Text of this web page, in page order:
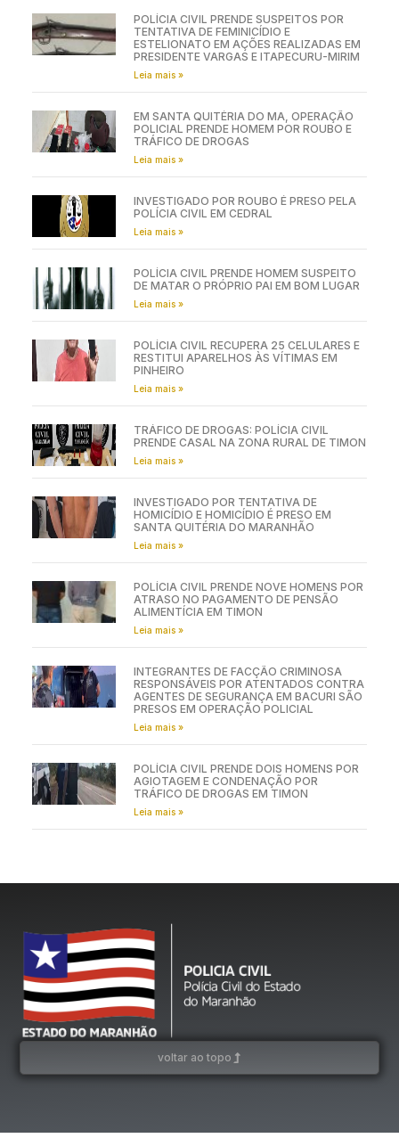
POLÍCIA CIVIL PRENDE SUSPEITOS POR
TENTATIVA DE FEMINICÍDIO E
ESTELIONATO EM AÇÕES REALIZADAS EM
PRESIDENTE VARGAS E ITAPECURU-MIRIM
Leia mais »
EM SANTA QUITÉRIA DO MA, OPERAÇÃO
POLICIAL PRENDE HOMEM POR ROUBO E
TRÁFICO DE DROGAS
Leia mais »
INVESTIGADO POR ROUBO É PRESO PELA
POLÍCIA CIVIL EM CEDRAL
Leia mais »
POLÍCIA CIVIL PRENDE HOMEM SUSPEITO
DE MATAR O PRÓPRIO PAI EM BOM LUGAR
Leia mais »
POLÍCIA CIVIL RECUPERA 25 CELULARES E
RESTITUI APARELHOS ÀS VÍTIMAS EM
PINHEIRO
Leia mais »
TRÁFICO DE DROGAS: POLÍCIA CIVIL
PRENDE CASAL NA ZONA RURAL DE TIMON
Leia mais »
INVESTIGADO POR TENTATIVA DE
HOMICÍDIO E HOMICÍDIO É PRESO EM
SANTA QUITÉRIA DO MARANHÃO
Leia mais »
POLÍCIA CIVIL PRENDE NOVE HOMENS POR
ATRASO NO PAGAMENTO DE PENSÃO
ALIMENTÍCIA EM TIMON
Leia mais »
INTEGRANTES DE FACÇÃO CRIMINOSA
RESPONSÁVEIS POR ATENTADOS CONTRA
AGENTES DE SEGURANÇA EM BACURI SÃO
PRESOS EM OPERAÇÃO POLICIAL
Leia mais »
POLÍCIA CIVIL PRENDE DOIS HOMENS POR
AGIOTAGEM E CONDENAÇÃO POR
TRÁFICO DE DROGAS EM TIMON
Leia mais »
voltar ao topo